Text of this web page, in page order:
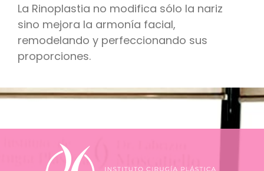
La Rinoplastia no modifica sólo la nariz
sino mejora la armonía facial,
remodelando y perfeccionando sus
proporciones.